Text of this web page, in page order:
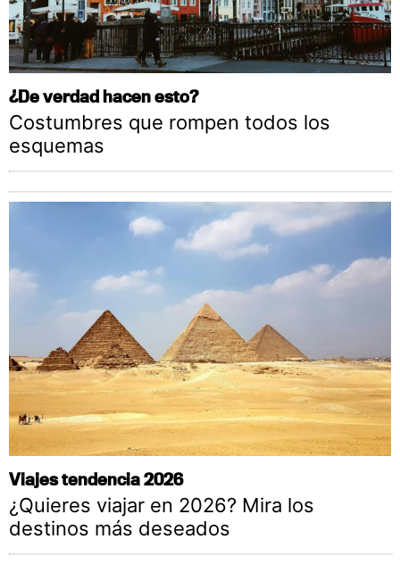
¿De verdad hacen esto?
Costumbres que rompen todos los
esquemas
Viajes tendencia 2026
¿Quieres viajar en 2026? Mira los
destinos más deseados